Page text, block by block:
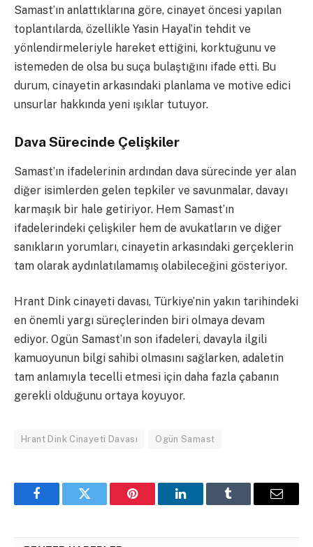
Samast’ın anlattıklarına göre, cinayet öncesi yapılan
toplantılarda, özellikle Yasin Hayal’in tehdit ve
yönlendirmeleriyle hareket ettiğini, korktuğunu ve
istemeden de olsa bu suça bulaştığını ifade etti. Bu
durum, cinayetin arkasındaki planlama ve motive edici
unsurlar hakkında yeni ışıklar tutuyor.
Dava Sürecinde Çelişkiler
Samast’ın ifadelerinin ardından dava sürecinde yer alan
diğer isimlerden gelen tepkiler ve savunmalar, davayı
karmaşık bir hale getiriyor. Hem Samast’ın
ifadelerindeki çelişkiler hem de avukatların ve diğer
sanıkların yorumları, cinayetin arkasındaki gerçeklerin
tam olarak aydınlatılamamış olabileceğini gösteriyor.
Hrant Dink cinayeti davası, Türkiye’nin yakın tarihindeki
en önemli yargı süreçlerinden biri olmaya devam
ediyor. Ogün Samast’ın son ifadeleri, davayla ilgili
kamuoyunun bilgi sahibi olmasını sağlarken, adaletin
tam anlamıyla tecelli etmesi için daha fazla çabanın
gerekli olduğunu ortaya koyuyor.
Hrant Dink Cinayeti Davası Ogün Samast
FacebookTwitter Pinterest LinkedInTumblr Email